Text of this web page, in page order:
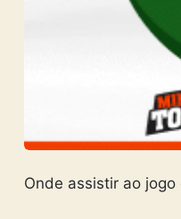
Onde assistir ao